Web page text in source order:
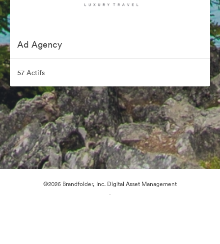
Ad Agency
57 Actifs
©2026 Brandfolder, Inc. Digital Asset Management
·